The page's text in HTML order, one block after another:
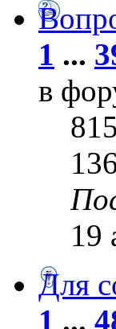
1 ...
в
815
19
Для
1 ...